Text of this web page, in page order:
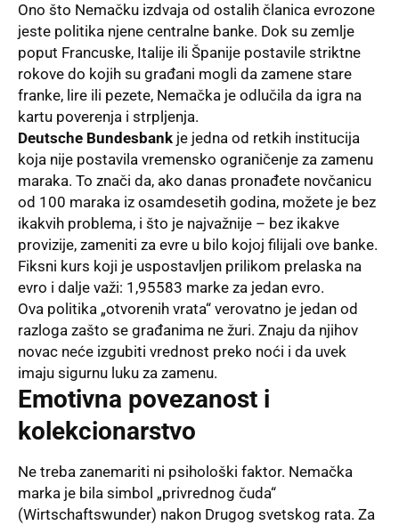
Ono što Nemačku izdvaja od ostalih članica evrozone
jeste politika njene centralne banke. Dok su zemlje
poput Francuske, Italije ili Španije postavile striktne
rokove do kojih su građani mogli da zamene stare
franke, lire ili pezete, Nemačka je odlučila da igra na
kartu poverenja i strpljenja.
Deutsche Bundesbank je jedna od retkih institucija
koja nije postavila vremensko ograničenje za zamenu
maraka. To znači da, ako danas pronađete novčanicu
od 100 maraka iz osamdesetih godina, možete je bez
ikakvih problema, i što je najvažnije – bez ikakve
provizije, zameniti za evre u bilo kojoj filijali ove banke.
Fiksni kurs koji je uspostavljen prilikom prelaska na
evro i dalje važi: 1,95583 marke za jedan evro.
Ova politika „otvorenih vrata“ verovatno je jedan od
razloga zašto se građanima ne žuri. Znaju da njihov
novac neće izgubiti vrednost preko noći i da uvek
imaju sigurnu luku za zamenu.
Emotivna povezanost i
kolekcionarstvo
Ne treba zanemariti ni psihološki faktor. Nemačka
marka je bila simbol „privrednog čuda“
(Wirtschaftswunder) nakon Drugog svetskog rata. Za